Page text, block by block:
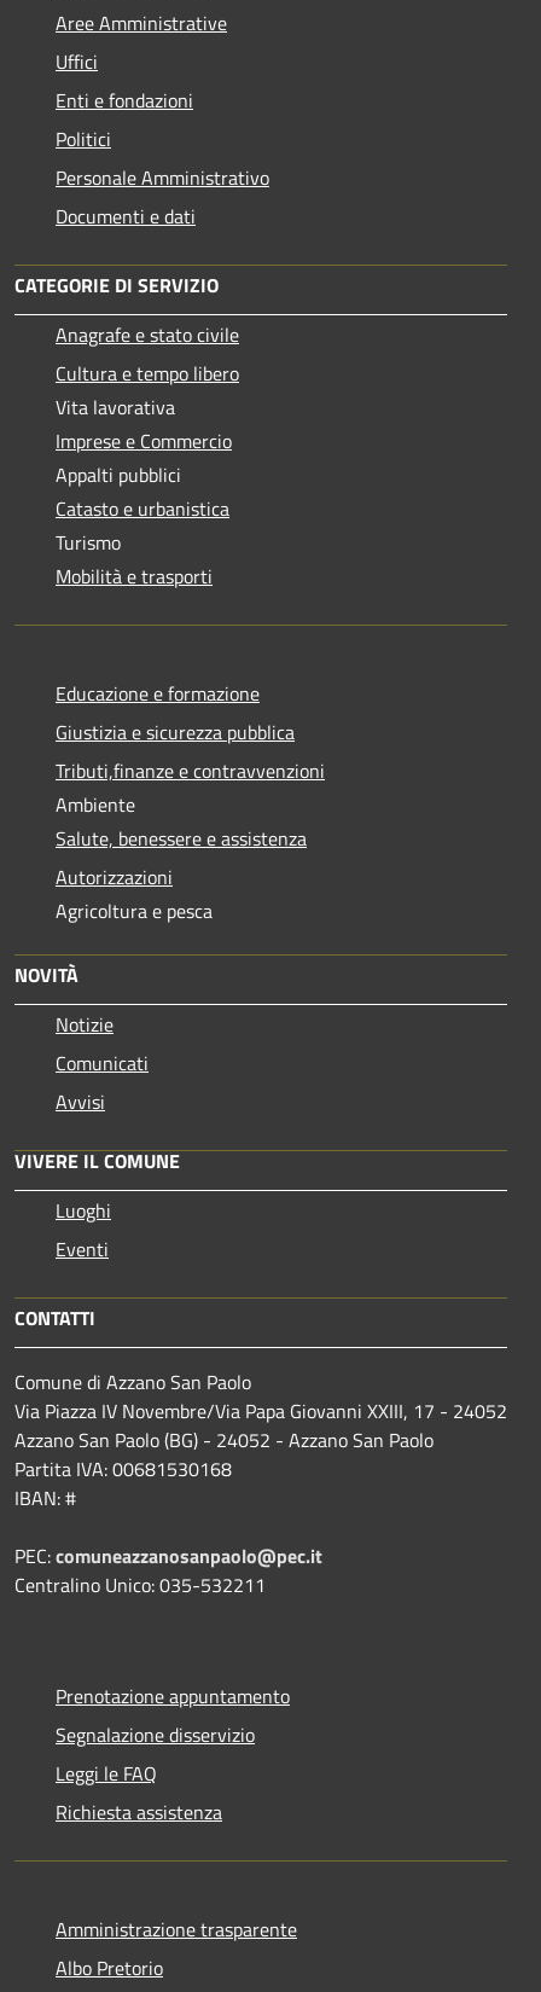
Aree Amministrative
Uffici
Enti e fondazioni
Politici
Personale Amministrativo
Documenti e dati
CATEGORIE DI SERVIZIO
Anagrafe e stato civile
Cultura e tempo libero
Vita lavorativa
Imprese e Commercio
Appalti pubblici
Catasto e urbanistica
Turismo
Mobilità e trasporti
Educazione e formazione
Giustizia e sicurezza pubblica
Tributi,finanze e contravvenzioni
Ambiente
Salute, benessere e assistenza
Autorizzazioni
Agricoltura e pesca
NOVITÀ
Notizie
Comunicati
Avvisi
VIVERE IL COMUNE
Luoghi
Eventi
CONTATTI
Comune di Azzano San Paolo
Via Piazza IV Novembre/Via Papa Giovanni XXIII, 17 - 24052
Azzano San Paolo (BG) - 24052 - Azzano San Paolo
Partita IVA: 00681530168
IBAN: #
PEC:comuneazzanosanpaolo@pec.it
Centralino Unico: 035-532211
Prenotazione appuntamento
Segnalazione disservizio
Leggi le FAQ
Richiesta assistenza
Amministrazione trasparente
Albo Pretorio